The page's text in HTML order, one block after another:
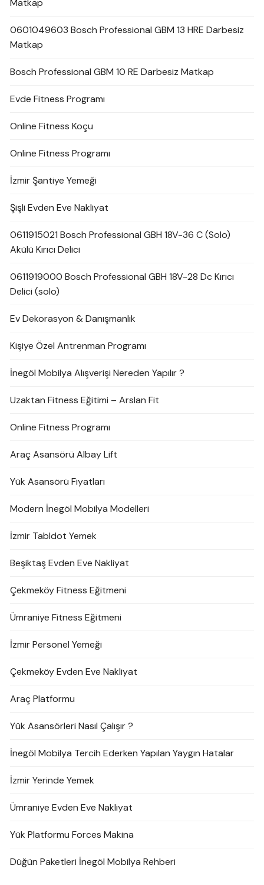
0601049603 Bosch Professional GBM 13 HRE Darbesiz
Matkap
Bosch Professional GBM 10 RE Darbesiz Matkap
Evde Fitness Programı
Online Fitness Koçu
Online Fitness Programı
İzmir Şantiye Yemeği
Şişli Evden Eve Nakliyat
0611915021 Bosch Professional GBH 18V-36 C (Solo)
Akülü Kırıcı Delici
0611919000 Bosch Professional GBH 18V-28 Dc Kırıcı
Delici (solo)
Ev Dekorasyon & Danışmanlık
Kişiye Özel Antrenman Programı
İnegöl Mobilya Alışverişi Nereden Yapılır ?
Uzaktan Fitness Eğitimi – Arslan Fit
Online Fitness Programı
Araç Asansörü Albay Lift
Yük Asansörü Fiyatları
Modern İnegöl Mobilya Modelleri
İzmir Tabldot Yemek
Beşiktaş Evden Eve Nakliyat
Çekmeköy Fitness Eğitmeni
Ümraniye Fitness Eğitmeni
İzmir Personel Yemeği
Çekmeköy Evden Eve Nakliyat
Araç Platformu
Yük Asansörleri Nasıl Çalışır ?
İnegöl Mobilya Tercih Ederken Yapılan Yaygın Hatalar
İzmir Yerinde Yemek
Ümraniye Evden Eve Nakliyat
Yük Platformu Forces Makina
Düğün Paketleri İnegöl Mobilya Rehberi